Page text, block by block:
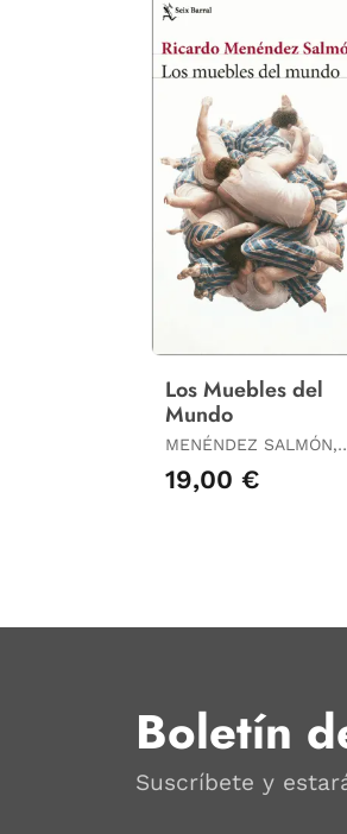
Los Muebles del
Mundo
MENÉNDEZ SALMÓN,
19,00 €
Boletín
Suscríbete y